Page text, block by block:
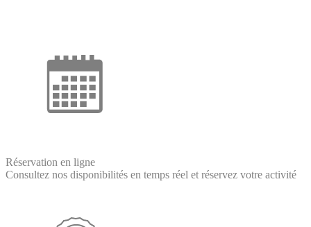
Réservation en ligne
Consultez nos disponibilités en temps réel et réservez votre activité